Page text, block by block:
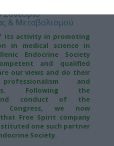
Συνέδριο
& Μεταβολισμού
its activity in promoting
in medical science in
Endocrine Society
and qualified
our views and do their
and
Following the
conduct of the
Congress, we now
Free Spirit company
one such partner
Society.